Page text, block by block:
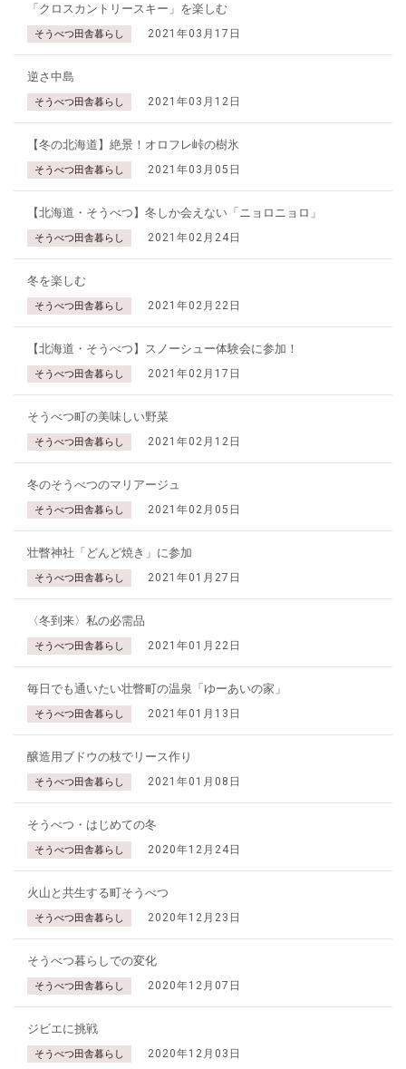
「クロスカントリースキー」を楽しむ
そうべつ田舎暮らし 2021年03月17日
逆さ中島
そうべつ田舎暮らし 2021年03月12日
【冬の北海道】絶景！オロフレ峠の樹氷
そうべつ田舎暮らし 2021年03月05日
【北海道・そうべつ】冬しか会えない「ニョロニョロ」
そうべつ田舎暮らし 2021年02月24日
冬を楽しむ
そうべつ田舎暮らし 2021年02月22日
【北海道・そうべつ】スノーシュー体験会に参加！
そうべつ田舎暮らし 2021年02月17日
そうべつ町の美味しい野菜
そうべつ田舎暮らし 2021年02月12日
冬のそうべつのマリアージュ
そうべつ田舎暮らし 2021年02月05日
壮瞥神社「どんど焼き」に参加
そうべつ田舎暮らし 2021年01月27日
〈冬到来〉私の必需品
そうべつ田舎暮らし 2021年01月22日
毎日でも通いたい壮瞥町の温泉「ゆーあいの家」
そうべつ田舎暮らし 2021年01月13日
醸造用ブドウの枝でリース作り
そうべつ田舎暮らし 2021年01月08日
そうべつ・はじめての冬
そうべつ田舎暮らし 2020年12月24日
火山と共生する町そうべつ
そうべつ田舎暮らし 2020年12月23日
そうべつ暮らしでの変化
そうべつ田舎暮らし 2020年12月07日
ジビエに挑戦
そうべつ田舎暮らし 2020年12月03日